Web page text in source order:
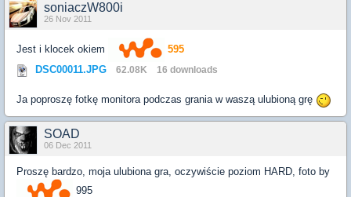
soniaczW800i
26 Nov 2011
Jest i klocek okiem
595
DSC00011.JPG
62.08K 16 downloads
Ja poproszę fotkę monitora podczas grania w waszą ulubioną grę
SOAD
06 Dec 2011
Proszę bardzo, moja ulubiona gra, oczywiście poziom HARD, foto by
995